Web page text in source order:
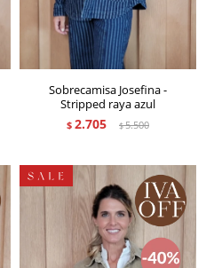
Sobrecamisa Josefina -
Stripped raya azul
$ 2.705 $5.500